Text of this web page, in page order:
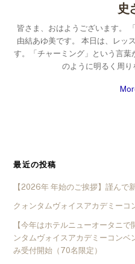
史
皆さま、おはようございます。
由結あゆ美です。 本日は、レッ
す。「チャーミング」という言
のように明るく周
最近の投稿
【2026年 年始のご挨拶】謹んで
クォンタムヴォイスアカデミー
【今年はホテルニューオータニ
ンタムヴォイスアカデミーコン
み受付開始（70名限定）